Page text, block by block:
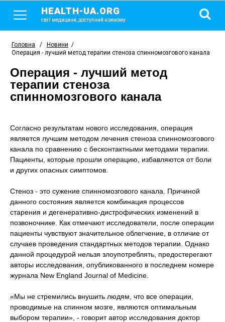
HEALTH-UA.ORG
світ медицини, доступний кожному
Головна / Новини /
Операция - лучший метод терапии стеноза спинномозгового канала
Операция - лучший метод
терапии стеноза
спинномозгового канала
Согласно результатам нового исследования, операция
является лучшим методом лечения стеноза спинномозгового
канала по сравнению с бесконтактными методами терапии.
Пациенты, которые прошли операцию, избавляются от боли
и других опасных симптомов.
Стеноз - это сужение спинномозгового канала. Причиной
данного состояния является комбинация процессов
старения и дегенеративно-дистрофических изменений в
позвоночнике. Как отмечают исследователи, после операции
пациенты чувствуют значительное облегчение, в отличие от
случаев проведения стандартных методов терапии. Однако
данной процедурой нельзя злоупотреблять, предостерегают
авторы исследования, опубликованного в последнем номере
журнала New England Journal of Medicine.
«Мы не стремились внушить людям, что все операции,
проводимые на спинном мозге, являются оптимальным
выбором терапии», - говорит автор исследования доктор